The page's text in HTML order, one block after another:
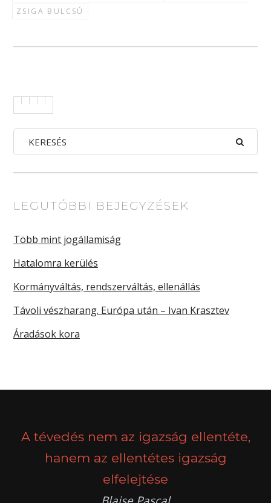
ZSIGA BULCSÚ
LEGUTÓBBI BEJEGYZÉSEK
Több mint jogállamiság
Hatalomra kerülés
Kormányváltás, rendszerváltás, ellenállás
Távoli vészharang. Európa után – Ivan Krasztev
Áradások kora
A tévedés nem az igazság ellentéte,
hanem az ellentétes igazság
elfelejtése